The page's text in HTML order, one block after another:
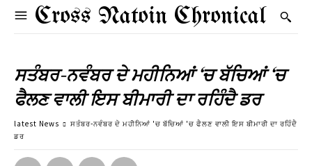
Cross Natoin Chronical
ਸਤੰਬਰ-ਨਵੰਬਰ ਦੇ ਮਹੀਨਿਆਂ ‘ਚ ਬੱਚਿਆਂ ‘ਚ
ਫੈਲਣ ਵਾਲੀ ਇਸ ਬੀਮਾਰੀ ਦਾ ਰਹਿੰਦੈ ਡਰ
latest News
ਸਤੰਬਰ-ਨਵੰਬਰ ਦੇ ਮਹੀਨਿਆਂ 'ਚ ਬੱਚਿਆਂ 'ਚ ਫੈਲਣ ਵਾਲੀ ਇਸ ਬੀਮਾਰੀ ਦਾ ਰਹਿੰਦੈ
ਡਰ